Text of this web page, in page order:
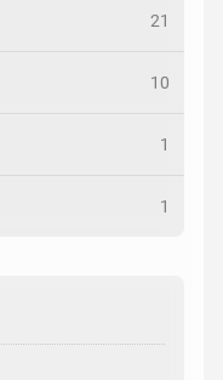
21
10
1
1